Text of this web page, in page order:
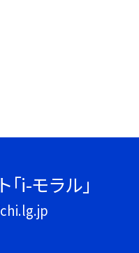
i-モラル」